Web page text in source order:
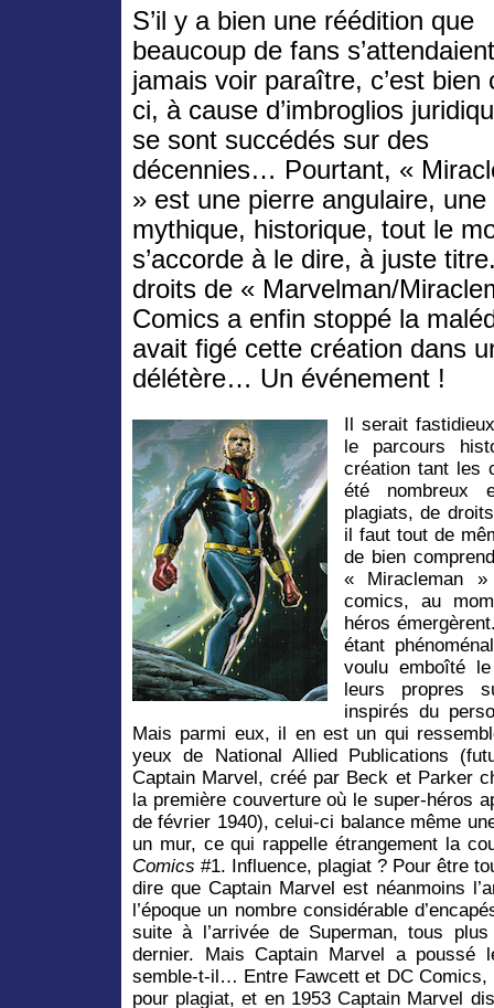
S’il y a bien une réédition que
beaucoup de fans
jamais voir paraître, c’est bien
ci, à cause d’imbroglios
se sont succédés sur des
décennies… Pourtant, «
» est une pierre angulaire, une
mythique, historique, tout le
s’accorde à le dire, à juste
droits de « Marvelman/
Comics a enfin stoppé la
avait figé cette création dans
délétère… Un événement !
Il serait
le parcours
création tant les
été nombreux
plagiats, de
il faut tout de
de bien
« Miracleman »
comics, au
héros
étant
voulu emboîté
leurs propres
inspirés du
Mais parmi eux, il en est un qui
yeux de National Allied Publications
Captain Marvel, créé par Beck et Parker
la première couverture où le super-héros
de février 1940), celui-ci balance même
un mur, ce qui rappelle étrangement la
Comics #1. Influence, plagiat ? Pour être
dire que Captain Marvel est néanmoins
l’époque un nombre considérable
suite à l’arrivée de Superman, tous
dernier. Mais Captain Marvel a poussé
semble-t-il… Entre Fawcett et DC Comics,
pour plagiat, et en 1953 Captain Marvel